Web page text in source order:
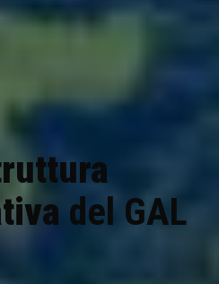
del GAL